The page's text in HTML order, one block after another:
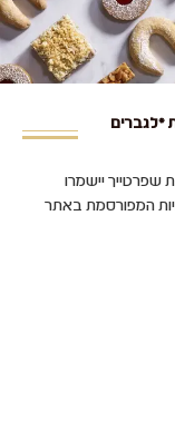
*לגברים
יישמרו
המפורסמת באתר